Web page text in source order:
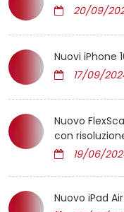
20/09/
Nuovi iPhone
17/09/
Nuovo
con
19/06/
Nuovo iPad Air